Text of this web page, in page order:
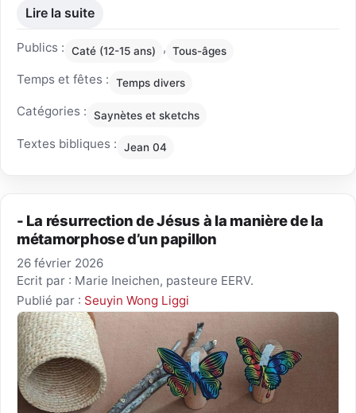
Lire la suite
Publics : Caté (12-15 ans) , Tous-âges
Temps et fêtes : Temps divers
Catégories : Saynètes et sketchs
Textes bibliques : Jean 04
- La résurrection de Jésus à la manière de la
métamorphose d’un papillon
26 février 2026
Ecrit par : Marie Ineichen, pasteure EERV.
Publié par : Seuyin Wong Liggi